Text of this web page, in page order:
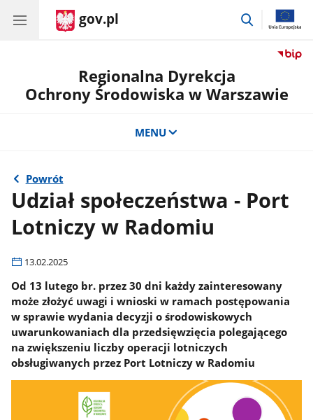
gov.pl
przejdź
Regionalna Dyrekcja
Ochrony Środowiska w Warszawie
MENU
Powrót
Udział społeczeństwa - Port
Lotniczy w Radomiu
13.02.2025
Od 13 lutego br. przez 30 dni każdy zainteresowany
może złożyć uwagi i wnioski w ramach postępowania
w sprawie wydania decyzji o środowiskowych
uwarunkowaniach dla przedsięwzięcia polegającego
na zwiększeniu liczby operacji lotniczych
obsługiwanych przez Port Lotniczy w Radomiu